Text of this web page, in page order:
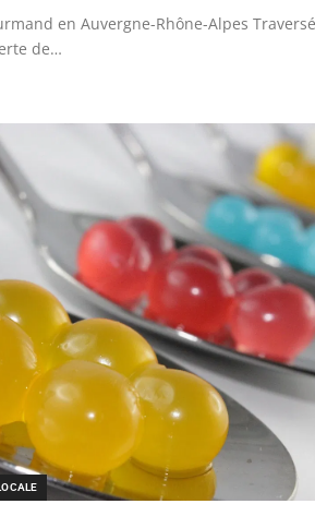
en Auvergne-Rhône-Alpes
de…